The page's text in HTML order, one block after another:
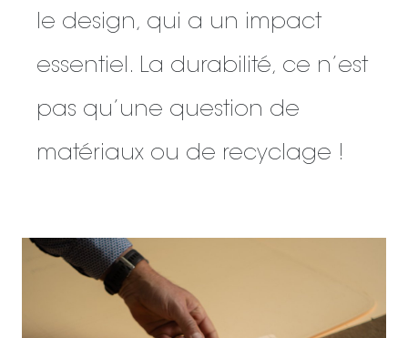
le design, qui a un impact
essentiel. La durabilité, ce n’est
pas qu’une question de
matériaux ou de recyclage !